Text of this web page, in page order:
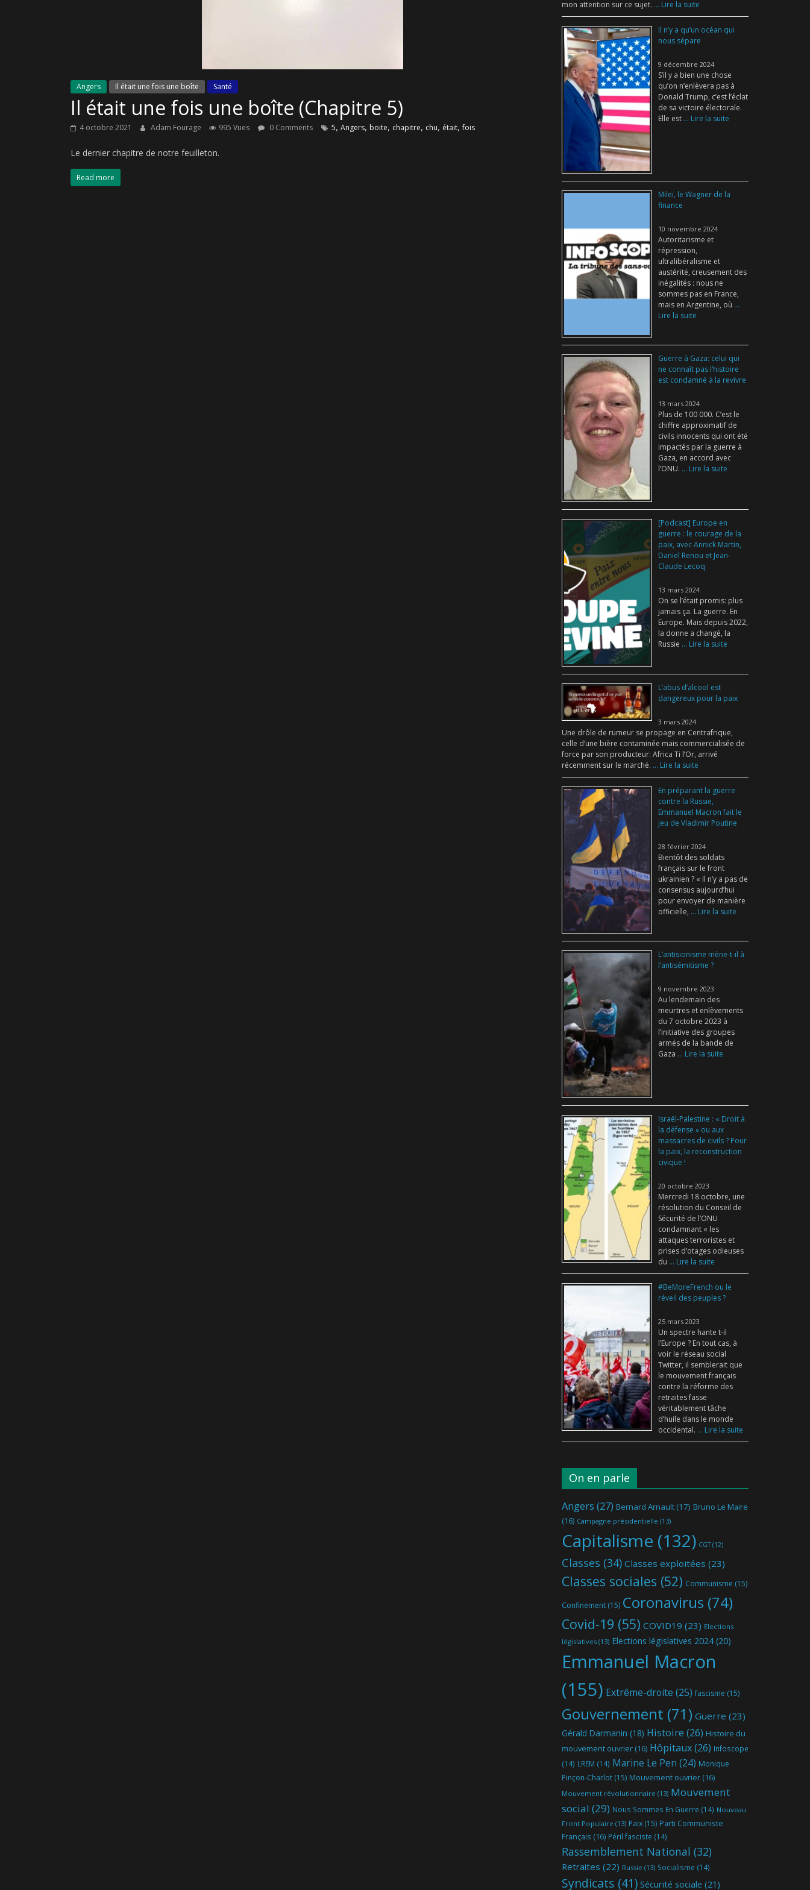
Angers Il était une fois une boîte Santé
Il était une fois une boîte (Chapitre 5)
4 octobre 2021 Adam Fourage 995 Vues 0 Comments 5, Angers, boite, chapitre, chu, était,fois
Le dernier chapitre de notre feuilleton.
Read more
mon attention sur ce sujet. ... Lire la suite
Il n’y a qu’un océan qui
nous sépare
9 décembre 2024
S’il y a bien une chose
qu’on n’enlèvera pas à
Donald Trump, c’est l’éclat
de sa victoire électorale.
Elle est ... Lire la suite
Milei, le Wagner de la
finance
10 novembre 2024
Autoritarisme et
répression,
ultralibéralisme et
austérité, creusement des
inégalités : nous ne
sommes pas en France,
mais en Argentine, où ...
Lire la suite
Guerre à Gaza: celui qui
ne connaît pas l’histoire
est condamné à la revivre
13 mars 2024
Plus de 100 000. C’est le
chiffre approximatif de
civils innocents qui ont été
impactés par la guerre à
Gaza, en accord avec
l’ONU. ... Lire la suite
[Podcast] Europe en
guerre : le courage de la
paix, avec Annick Martin,
Daniel Renou et Jean-
Claude Lecoq
13 mars 2024
On se l’était promis: plus
jamais ça. La guerre. En
Europe. Mais depuis 2022,
la donne a changé, la
Russie ... Lire la suite
L’abus d’alcool est
dangereux pour la paix
3 mars 2024
Une drôle de rumeur se propage en Centrafrique,
celle d’une bière contaminée mais commercialisée de
force par son producteur: Africa Ti l’Or, arrivé
récemment sur le marché. ... Lire la suite
En préparant la guerre
contre la Russie,
Emmanuel Macron fait le
jeu de Vladimir Poutine
28 février 2024
Bientôt des soldats
français sur le front
ukrainien ? « Il n’y a pas de
consensus aujourd’hui
pour envoyer de manière
officielle, ... Lire la suite
L’antisionisme mène-t-il à
l’antisémitisme ?
9 novembre 2023
Au lendemain des
meurtres et enlèvements
du 7 octobre 2023 à
l’initiative des groupes
armés de la bande de
Gaza ... Lire la suite
Israël-Palestine : « Droit à
la défense » ou aux
massacres de civils ? Pour
la paix, la reconstruction
civique !
20 octobre 2023
Mercredi 18 octobre, une
résolution du Conseil de
Sécurité de l’ONU
condamnant « les
attaques terroristes et
prises d’otages odieuses
du ... Lire la suite
#BeMoreFrench ou le
réveil des peuples ?
25 mars 2023
Un spectre hante t-il
l’Europe ? En tout cas, à
voir le réseau social
Twitter, il semblerait que
le mouvement français
contre la réforme des
retraites fasse
véritablement tâche
d’huile dans le monde
occidental. ... Lire la suite
On en parle
Angers (27) Bernard Arnault (17) Bruno Le Maire
(16) Campagne présidentielle (13)
Capitalisme (132) CGT(12)
Classes (34) Classes exploitées (23)
Classes sociales (52) Communisme (15)
Confinement (15) Coronavirus (74)
Covid-19 (55) COVID19 (23) Elections
législatives (13) Elections législatives 2024(20)
Emmanuel Macron
(155) Extrême-droite (25) fascisme (15)
Gouvernement (71) Guerre (23)
Gérald Darmanin (18) Histoire (26) Histoire du
mouvement ouvrier (16) Hôpitaux(26) Infoscope
(14) LREM (14) Marine Le Pen (24) Monique
Pinçon-Charlot (15) Mouvement ouvrier (16)
Mouvement révolutionnaire (13) Mouvement
social (29) Nous Sommes En Guerre (14) Nouveau
Front Populaire (13) Paix (15) Parti Communiste
Français (16) Péril fasciste (14)
Rassemblement National (32)
Retraites (22) Russie (13) Socialisme (14)
Syndicats (41) Sécurité sociale (21)